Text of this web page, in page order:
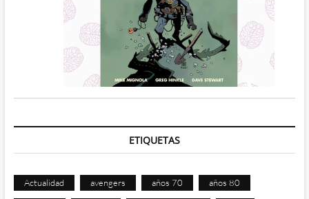
ETIQUETAS
Actualidad avengers años 70 años 80